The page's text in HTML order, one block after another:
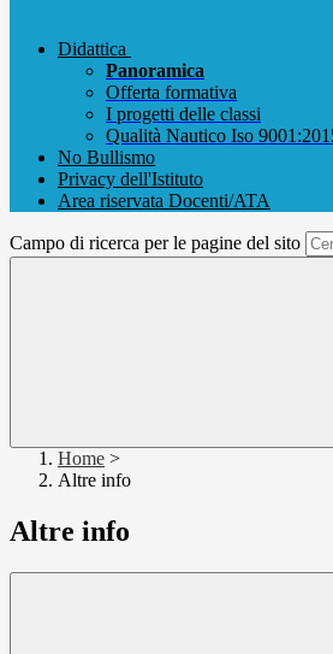
Didattica
Panoramica
Offerta formativa
I progetti delle classi
Qualità Nautico Iso
No Bullismo
Privacy dell'Istituto
Area riservata Docenti/ATA
Campo di ricerca per le pagine del sito
Home >
Altre info
Altre info